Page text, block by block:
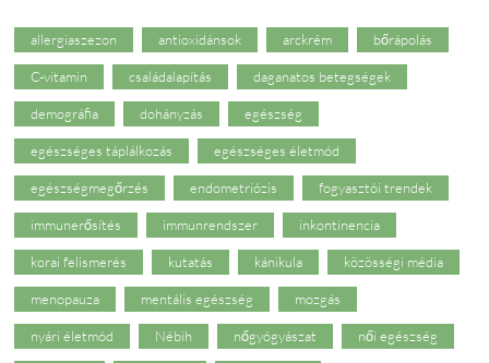
allergiaszezon antioxidánsok arckrém bőrápolás
C-vitamin családalapítás daganatos betegségek
demográfia dohányzás egészség
egészséges táplálkozás egészséges életmód
egészségmegőrzés endometriózis fogyasztói trendek
immunerősítés immunrendszer inkontinencia
korai felismerés kutatás kánikula közösségi média
menopauza mentális egészség mozgás
nyári életmód Nébih nőgyógyászat női egészség